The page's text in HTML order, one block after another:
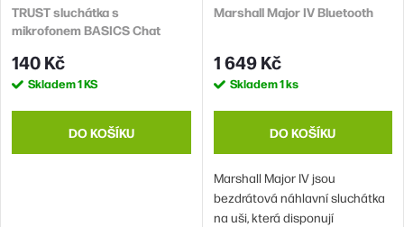
d
u
k
t
o
d
u
k
TRUST sluchátka s
mikrofonem BASICS Chat
140 Kč
Skladem1 KS
DO KOŠÍKU
Marshall Major IV Bluetooth
1 649 Kč
Skladem1 ks
DO KOŠÍKU
Marshall Major IV jsou
bezdrátová náhlavní sluchátka
na uši, která disponují